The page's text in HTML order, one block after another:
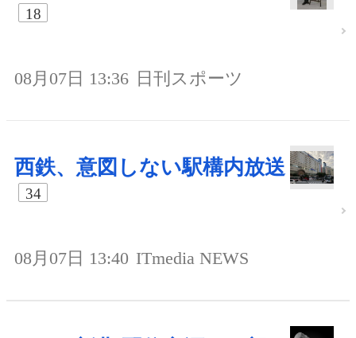
18
08月07日 13:36 日刊スポーツ
西鉄、意図しない駅構内放送
34
08月07日 13:40 ITmedia NEWS